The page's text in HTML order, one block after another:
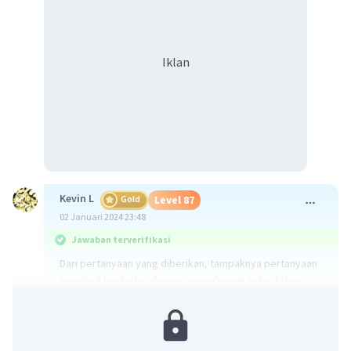
Iklan
Kevin L Gold Level 87
02 Januari 2024 23:48
Jawaban terverifikasi
Dari pertanyaan yang diberikan, tampaknya pertanyaan
dengan perkebunan kelapa sawit dan dampaknya
terhadap lingkungan dan masyarakat. Pertanyaan
tersebut mencakup beberapa konsep seperti